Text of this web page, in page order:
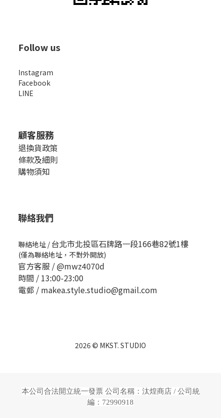
Follow us
Instagram
Facebook
LINE
顧客服務
退換貨政策
條款及細則
購物須知
聯絡我們
聯絡地址 /台北市北投區石牌路一段166巷82號1樓
(僅為聯絡地址，不對外開放)
官方客服 /@mwz4070d
時間 / 13:00-23:00
電郵 / makea.style.studio@gmail.com
2026 © MKST. STUDIO
本公司合法開立統一發票 公司名稱：汰煌商店 / 公司統
編：72990918